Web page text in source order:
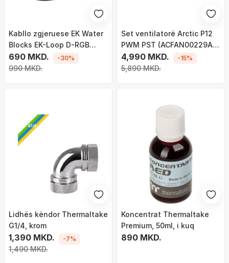
Kabllo zgjeruese EK Water
Blocks EK-Loop D-RGB
(510mm)
690 MKD.
990 MKD.
-30%
Set ventilatorë Arctic P12
PWM PST (ACFAN00229A),
RGB, 0dB, 3 copë, 120mm,
0-2000 RPM, i zi
4,990 MKD.
5,890 MKD.
-15%
Lidhës këndor Thermaltake
G1/4, krom
1,390 MKD.
1,490 MKD.
-7%
Koncentrat Thermaltake
Premium, 50ml, i kuq
890 MKD.